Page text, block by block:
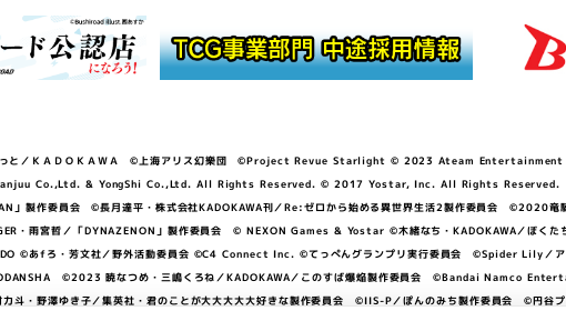
／ＫＡＤＯＫＡＷＡ ©上海アリス幻樂団 ©Project Revue Starlight © 2023 Ateam
Manjuu Co.,Ltd. & YongShi Co.,Ltd. All Rights Reserved. © 2017 Yostar, Inc. All Rights
作委員会 ©長月達平・株式会社KADOKAWA刊／Re:ゼロから始める異世界生活2製作委員会 ©2020竜
哲／「DYNAZENON」製作委員会 © NEXON Games & Yostar ©木緒なち・KADOKAWA／ぼくたち
©あfろ・芳文社／野外活動委員会 ©C4 Connect Inc. ©てっぺんグランプリ実行委員会 ©Spider Lily／
©2023 暁なつめ・三嶋くろね／KADOKAWA／このすば爆焔製作委員会 ©Bandai Namco
力斗・野澤ゆき子／集英社・君のことが大大大大大好きな製作委員会 ©IIS-P／ぽんのみち製作委員会 ©円